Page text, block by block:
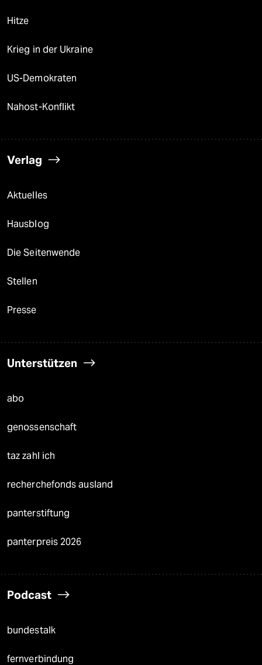
Hitze
Krieg in der Ukraine
US-Demokraten
Nahost-Konflikt
Verlag
Aktuelles
Hausblog
Die Seitenwende
Stellen
Presse
Unterstützen
abo
genossenschaft
taz zahl ich
recherchefonds ausland
panterstiftung
panterpreis 2026
Podcast
bundestalk
fernverbindung